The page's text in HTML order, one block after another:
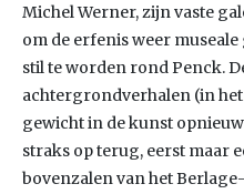
Michel Werner, zijn vaste
om de erfenis weer
stil te worden rond Penck.
achtergrondverhalen (in
gewicht in de kunst
straks op terug, eerst maar
bovenzalen van het